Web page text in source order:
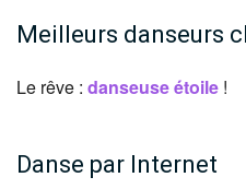
Meilleurs danseurs
Le rêve : danseuse étoile !
Danse par Internet